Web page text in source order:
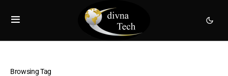
Browsing Tag